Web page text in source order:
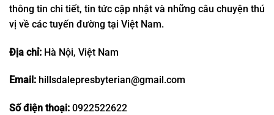
thông tin chi tiết, tin tức cập nhật và những câu chuyện thú
vị về các tuyến đường tại Việt Nam.
Địa chỉ: Hà Nội, Việt Nam
Email: hillsdalepresbyterian@gmail.com
Số điện thoại: 0922522622